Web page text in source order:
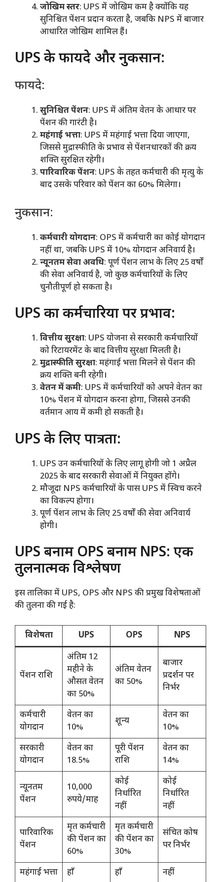
जोखिम स्तर: UPS में जोखिम कम है क्योंकि यह
सुनिश्चित पेंशन प्रदान करता है, जबकि NPS में बाजार
आधारित जोखिम शामिल हैं।
UPS के फायदे और नुकसान:
फायदे:
सुनिश्चित पेंशन: UPS में अंतिम वेतन के आधार पर
पेंशन की गारंटी है।
महंगाई भत्ता: UPS में महंगाई भत्ता दिया जाएगा,
जिससे मुद्रास्फीति के प्रभाव से पेंशनधारकों की क्रय
शक्ति सुरक्षित रहेगी।
पारिवारिक पेंशन: UPS के तहत कर्मचारी की मृत्यु के
बाद उसके परिवार को पेंशन का 60% मिलेगा।
नुकसान:
कर्मचारी योगदान: OPS में कर्मचारी का कोई योगदान
नहीं था, जबकि UPS में 10% योगदान अनिवार्य है।
न्यूनतम सेवा अवधि: पूर्ण पेंशन लाभ के लिए 25 वर्षों
की सेवा अनिवार्य है, जो कुछ कर्मचारियों के लिए
चुनौतीपूर्ण हो सकता है।
UPS का कर्मचारियों पर प्रभाव:
वित्तीय सुरक्षा: UPS योजना से सरकारी कर्मचारियों
को रिटायरमेंट के बाद वित्तीय सुरक्षा मिलती है।
मुद्रास्फीति सुरक्षा: महंगाई भत्ता मिलने से पेंशन की
क्रय शक्ति बनी रहेगी।
वेतन में कमी: UPS में कर्मचारियों को अपने वेतन का
10% पेंशन में योगदान करना होगा, जिससे उनकी
वर्तमान आय में कमी हो सकती है।
UPS के लिए पात्रता:
UPS उन कर्मचारियों के लिए लागू होगी जो 1 अप्रैल
2025 के बाद सरकारी सेवाओं में नियुक्त होंगे।
मौजूदा NPS कर्मचारियों के पास UPS में स्विच करने
का विकल्प होगा।
पूर्ण पेंशन लाभ के लिए 25 वर्षों की सेवा अनिवार्य
होगी।
UPS बनाम OPS बनाम NPS: एक
तुलनात्मक विश्लेषण
इस तालिका में UPS, OPS और NPS की प्रमुख विशेषताओं
की तुलना की गई है:
विशेषता UPS OPS NPS
पेंशन राशि
अंतिम 12
महीने के
औसत वेतन
का 50%
अंतिम वेतन
का 50%
बाजार
प्रदर्शन पर
निर्भर
कर्मचारी
योगदान
वेतन का
10%
शून्य
वेतन का
10%
सरकारी
योगदान
वेतन का
18.5%
पूरी पेंशन
राशि
वेतन का
14%
न्यूनतम
पेंशन
10,000
रुपये/माह
कोई
निर्धारित
नहीं
कोई
निर्धारित
नहीं
पारिवारिक
पेंशन
मृत कर्मचारी
की पेंशन का
60%
मृत कर्मचारी
की पेंशन का
30%
संचित कोष
पर निर्भर
महंगाई भत्ता हाँ हाँ
नहीं